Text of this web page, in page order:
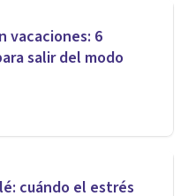
vacaciones: 6
salir del modo
cuándo el estrés